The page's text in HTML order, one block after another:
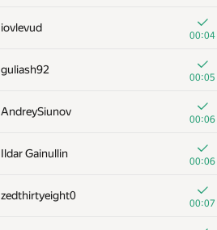
iovlevud
00:04
guliash92
00:05
AndreySiunov
00:06
Ildar Gainullin
00:06
zedthirtyeight0
00:07